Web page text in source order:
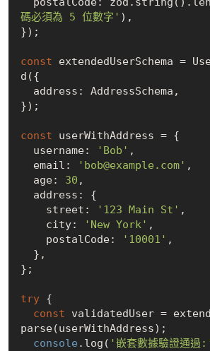
碼必須為 5 位數字' ),
});
const extendedUserSchema =
d({
});
const userWithAddress = {
  username:
'Bob' ,
  email:
'bob@example.com' ,
  age:
30 ,
    street:
'123 Main St' ,
    city:
'New York' ,
    postalCode:
'10001' ,
};
try {
const validatedUser =
parse(userWithAddress);
console .log( '嵌套數據驗證通過:'